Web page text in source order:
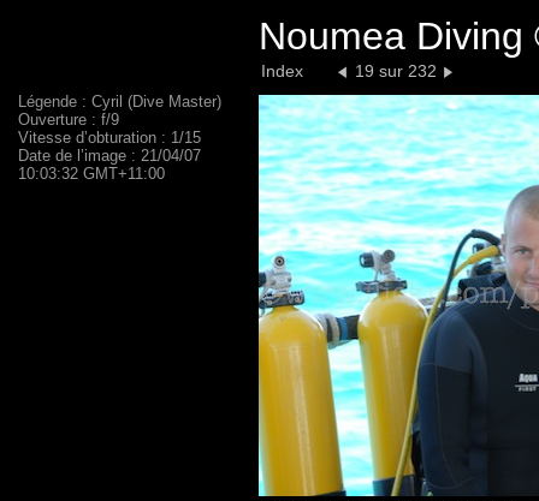
Noumea
Index 19 sur 232
Légende : Cyril (Dive Master)
Ouverture : f/9
Vitesse d’obturation : 1/15
Date de l’image : 21/04/07
10:03:32 GMT+11:00